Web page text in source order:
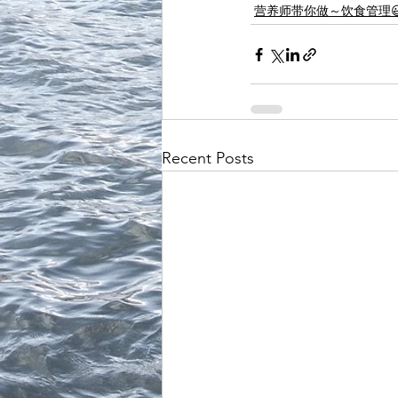
营养师带你做～饮食管理
Recent Posts